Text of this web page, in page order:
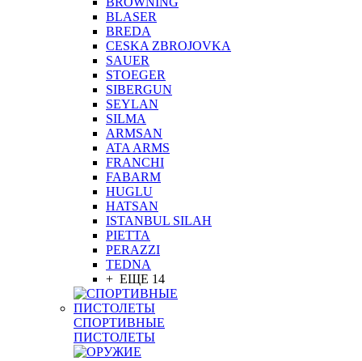
BLASER
BREDA
CESKA ZBROJOVKA
SAUER
STOEGER
SIBERGUN
SEYLAN
SILMA
ARMSAN
ATA ARMS
FRANCHI
FABARM
HUGLU
HATSAN
ISTANBUL SILAH
PIETTA
PERAZZI
TEDNA
+ ЕЩЕ 14
СПОРТИВНЫЕ
ПИСТОЛЕТЫ